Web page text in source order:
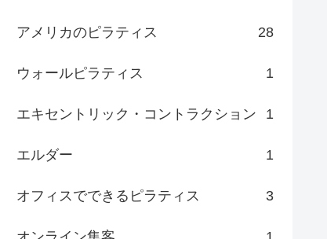
アメリカのピラティス 28
ウォールピラティス 1
エキセントリック・コントラクション 1
エルダー 1
オフィスでできるピラティス 3